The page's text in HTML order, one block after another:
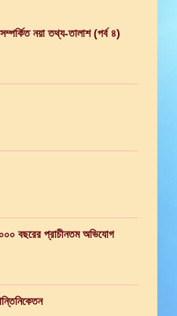
নয়া তথ্য-তালাশ (পর্ব ৪)
বছরের প্রাচীনতম অভিযোগ